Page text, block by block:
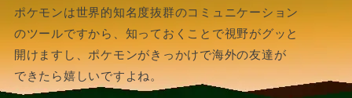
ポケモンは世界的知名度抜群のコミュニケーション
のツールですから、知っておくことで視野がグッと
開けますし、ポケモンがきっかけで海外の友達が
できたら嬉しいですよね。